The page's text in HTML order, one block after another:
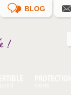
BLOG